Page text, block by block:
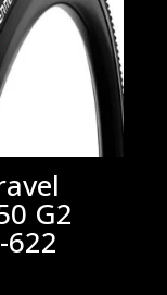
G2
622